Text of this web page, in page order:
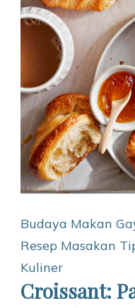
Budaya Makan
Resep Masakan
Kuliner
Croissant: